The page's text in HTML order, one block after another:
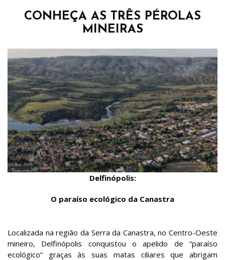
CONHEÇA AS TRÊS PÉROLAS
MINEIRAS
Delfinópolis:
O paraíso ecológico da Canastra
Localizada na região da Serra da Canastra, no Centro-Oeste
mineiro, Delfinópolis conquistou o apelido de “paraíso
ecológico” graças às suas matas ciliares que abrigam